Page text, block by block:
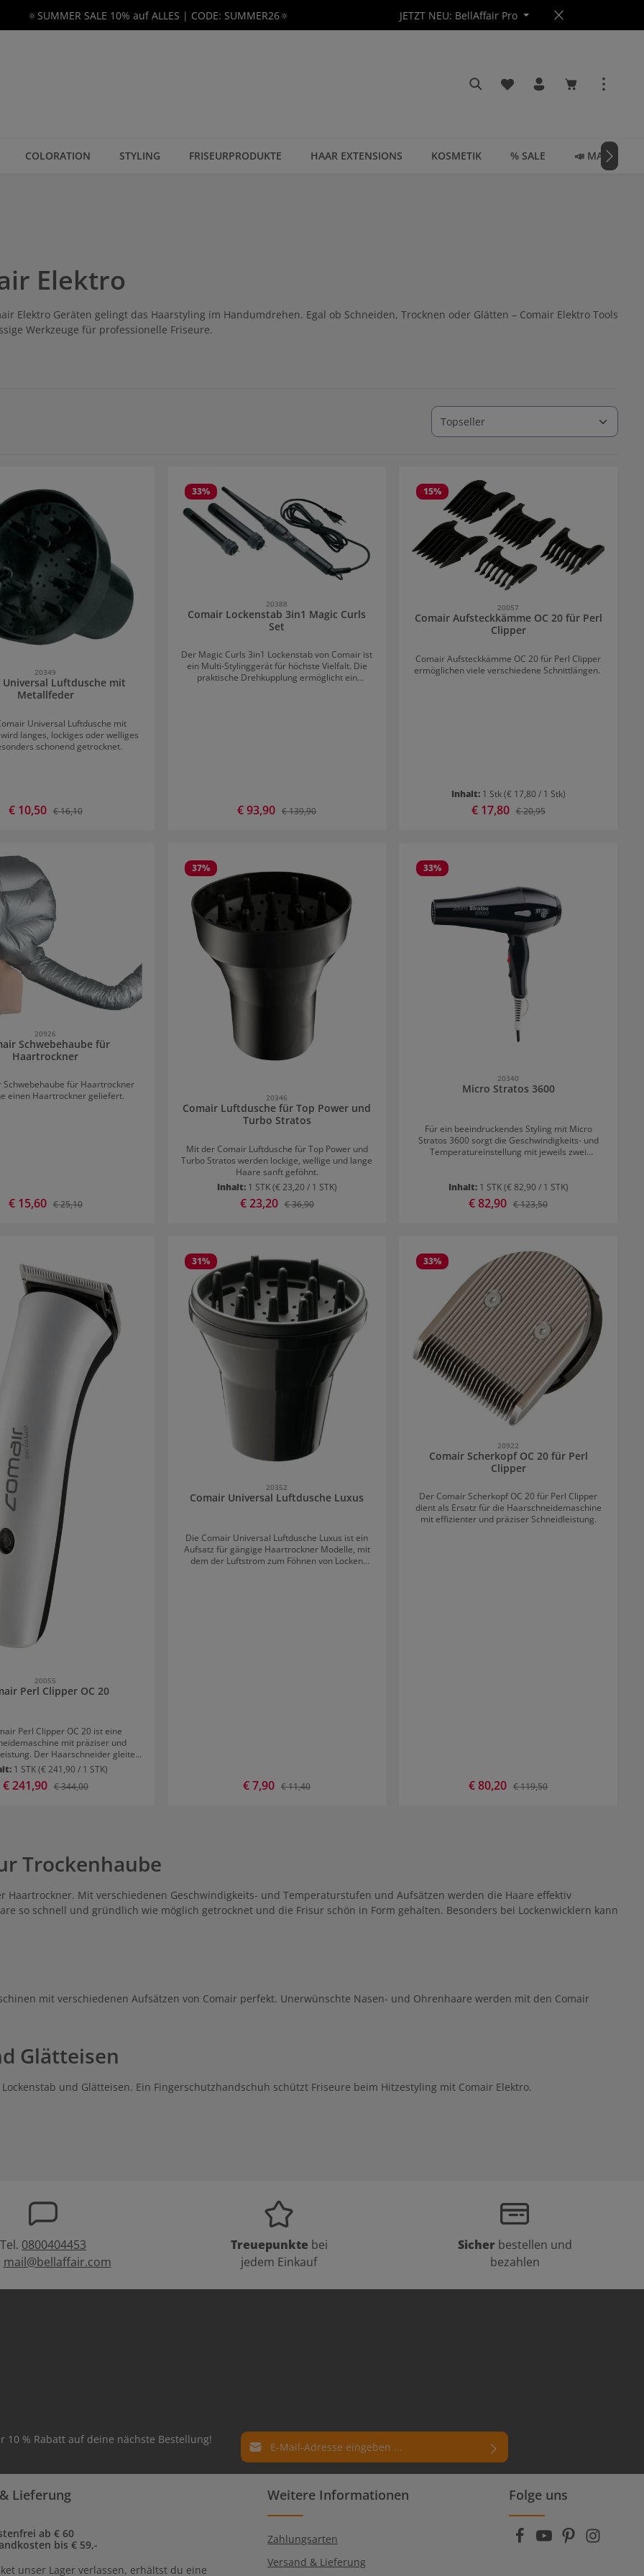
🔅SUMMER SALE 10% auf ALLES | CODE: SUMMER26🔅 JETZT NEU: BellAffair Pro
Du hast 0 Produkte auf
Warenkorb
COLORATION STYLING FRISEURPRODUKTE HAAR EXTENSIONS KOSMETIK % SALE 📣 MAGAZIN
Elektro
Elektro Geräten gelingt das Haarstyling im Handumdrehen. Egal ob Schneiden, Trocknen oder Glätten – Comair Elektro Tools
Werkzeuge für professionelle Friseure.
20349
Universal Luftdusche mit
Metallfeder
Universal Luftdusche mit
langes, lockiges oder welliges
schonend getrocknet.
Verkaufspreis:
€ 10,50 Regulärer Preis:
€ 16,10
33%
20388
Comair Lockenstab 3in1 Magic Curls
Set
Der Magic Curls 3in1 Lockenstab von Comair ist
ein Multi-Stylinggerät für höchste Vielfalt. Die
praktische Drehkupplung ermöglicht ein
Verkaufspreis:
€ 93,90 Regulärer Preis:
€ 139,90
15%
20057
Comair Aufsteckkämme OC 20 für Perl
Clipper
Comair Aufsteckkämme OC 20 für Perl Clipper
ermöglichen viele verschiedene Schnittlängen.
Inhalt: 1 Stk(€ 17,80 / 1 Stk)
Verkaufspreis:
€ 17,80 Regulärer Preis:
€ 20,95
20926
Schwebehaube für
Haartrockner
Schwebehaube für Haartrockner
einen Haartrockner geliefert.
Verkaufspreis:
€ 15,60 Regulärer Preis:
€ 25,10
37%
20346
Comair Luftdusche für Top Power und
Turbo Stratos
Mit der Comair Luftdusche für Top Power und
Turbo Stratos werden lockige, wellige und lange
Haare sanft geföhnt.
Inhalt: 1 STK(€ 23,20 / 1 STK)
Verkaufspreis:
€ 23,20 Regulärer Preis:
€ 36,90
33%
20340
Micro Stratos 3600
Für ein beeindruckendes Styling mit Micro
Stratos 3600 sorgt die Geschwindigkeits- und
Temperatureinstellung mit jeweils zwei
eine Heizung mit präzisem Thermostat. Das
robuste Gehäuse ist wahrlich unzerbrechlich.
Der Föhn besitzt einen AC-Motor, ein 3m Kabel
Inhalt: 1 STK(€ 82,90 / 1 STK)
Verkaufspreis:
€ 82,90 Regulärer Preis:
€ 123,50
20055
Perl Clipper OC 20
Perl Clipper OC 20 ist eine
mit präziser und
Der Haarschneider gleitet
oder Kratzen über die Haut. Das
Design, die rutschfeste
und das geringe Gewicht
Das Gerät ist geräusch-
Ausschaltknopf
LED-Anzeige. Der
kann schnell kontrolliert
mittels Ampel-Prinzip (Rot-Grün-
enthalten:
Kammaufsätze
1 STK(€ 241,90 / 1 STK)
Verkaufspreis:
€ 241,90 Regulärer Preis:
€ 344,00
31%
20352
Comair Universal Luftdusche Luxus
Die Comair Universal Luftdusche Luxus ist ein
Aufsatz für gängige Haartrockner Modelle, mit
dem der Luftstrom zum Föhnen von Locken
Verkaufspreis:
€ 7,90 Regulärer Preis:
€ 11,40
33%
20922
Comair Scherkopf OC 20 für Perl
Clipper
Der Comair Scherkopf OC 20 für Perl Clipper
dient als Ersatz für die Haarschneidemaschine
mit effizienter und präziser Schneidleistung.
Verkaufspreis:
€ 80,20 Regulärer Preis:
€ 119,50
Trockenhaube
Mit verschiedenen Geschwindigkeits- und Temperaturstufen und Aufsätzen werden die Haare effektiv
so schnell und gründlich wie möglich getrocknet und die Frisur schön in Form gehalten. Besonders bei Lockenwicklern kann
mit verschiedenen Aufsätzen von Comair perfekt. Unerwünschte Nasen- und Ohrenhaare werden mit den Comair
Glätteisen
und Glätteisen. Ein Fingerschutzhandschuh schützt Friseure beim Hitzestyling mit Comair Elektro.
Tel. 0800404453
mail@bellaffair.com
Treuepunkte bei
jedem Einkauf
Sicher bestellen und
bezahlen
% Rabatt auf deine nächste Bestellung! E-Mail-Adresse*
Datenschutz
Ich habe dieDatenschutzbestimmungen
genommen und die
Die mit einem Stern (*) markierten Felder sind
Pflichtfelder.
Lieferung
ab € 60
bis € 59,-
unser Lager verlassen, erhältst du eine
Weitere Informationen
Zahlungsarten
Versand & Lieferung
Folge uns